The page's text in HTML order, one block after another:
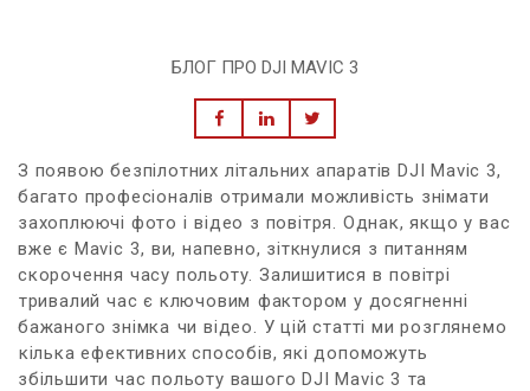
БЛОГ ПРО DJI MAVIC 3
З появою ‍безпілотних літальних апаратів DJI Mavic 3,⁢
багато професіоналів отримали можливість знімати
захоплюючі фото і ⁣відео з ​повітря. Однак, якщо у вас
вже є ​Mavic ⁤3, ви, напевно,​ зіткнулися‌ з питанням‌
скорочення часу польоту. Залишитися в ⁣повітрі
⁤тривалий час є ключовим ⁤фактором ‍у​ досягненні
бажаного ‍знімка⁤ чи відео. У‌ цій статті ми розглянемо
⁤кілька ефективних способів, які допоможуть
збільшити час польоту вашого​ DJI Mavic 3⁢ та